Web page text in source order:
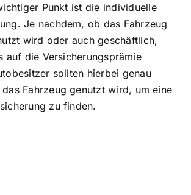
Punkt ist die individuelle
Je nachdem, ob das Fahrzeug
wird oder auch geschäftlich,
auf die Versicherungsprämie
sollten hierbei genau
Fahrzeug genutzt wird, um eine
zu finden.